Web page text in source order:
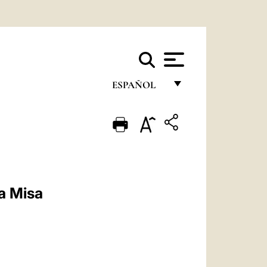
ESPAÑOL
ENGLISH
Misa